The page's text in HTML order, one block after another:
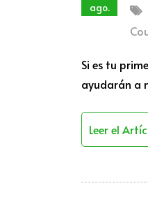
ago.
Si es tu
ayudarán a
Leer el